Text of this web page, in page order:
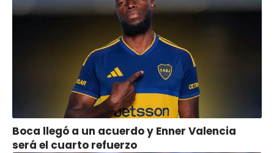
Boca llegó a un acuerdo y Enner Valencia
será el cuarto refuerzo